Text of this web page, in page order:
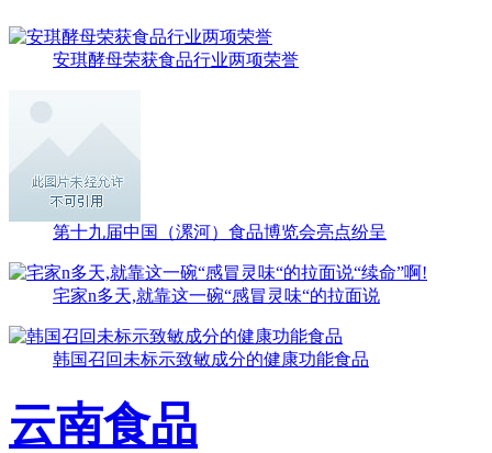
安琪酵母荣获食品行业两项荣誉
第十九届中国（漯河）食品博览会亮点纷呈
宅家n多天,就靠这一碗“感冒灵味“的拉面说
韩国召回未标示致敏成分的健康功能食品
云南食品